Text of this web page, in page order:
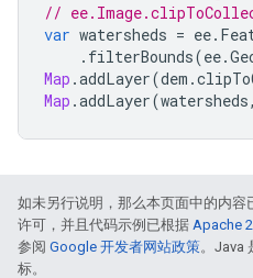
//
var watersheds = ee.
. filterBounds(ee.
Map .addLayer(dem .
Map .addLayer(watersheds,
如未另行说明，那么本页面中的内容
许可，并且代码示例已根据 Apache
参阅 Google 开发者网站政策。Java
标。